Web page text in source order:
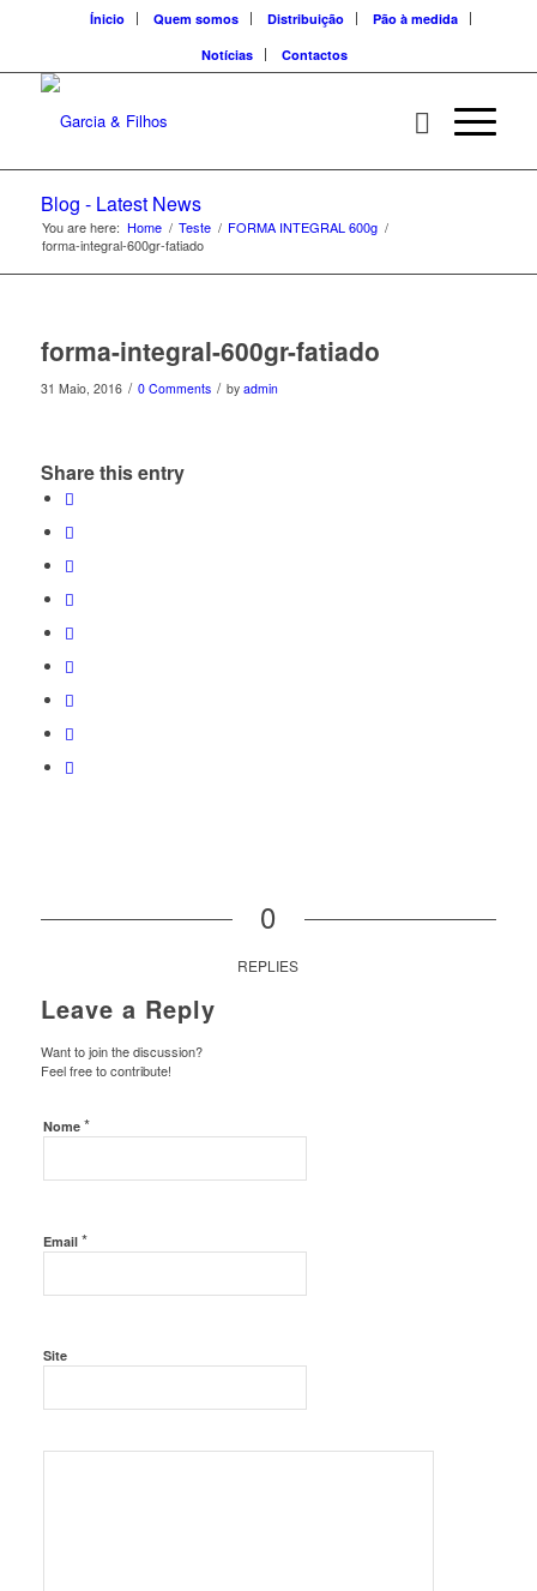
Ínicio Quem somos Distribuição
Pão à medida
Notícias
Contactos
Blog - Latest News
You are here: Home / Teste / FORMA INTEGRAL 600g /
forma-integral-600gr-fatiado
forma-integral-600gr-fatiado
31 Maio, 2016 / 0 Comments / by admin
Share this entry
0
REPLIES
Leave a Reply
Want to join the discussion?
Feel free to contribute!
Nome *
Email *
Site